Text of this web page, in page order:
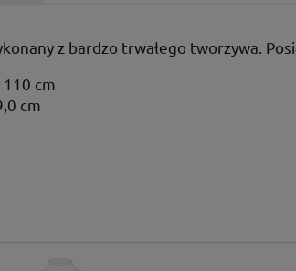
z bardzo trwałego tworzywa.
110 cm
cm